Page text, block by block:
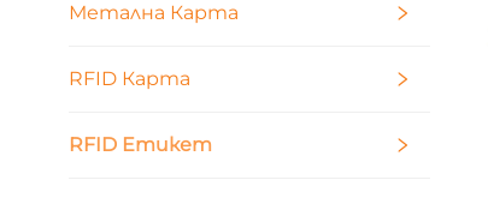
Метална Карта
RFID Карта
RFID Етикет